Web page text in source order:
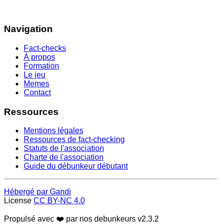
Navigation
Fact-checks
À propos
Formation
Le jeu
Memes
Contact
Ressources
Mentions légales
Ressources de fact-checking
Statuts de l'association
Charte de l'association
Guide du débunkeur débutant
Hébergé par Gandi
License CC BY-NC 4.0
Propulsé avec ❤️ par nos debunkeurs v2.3.2